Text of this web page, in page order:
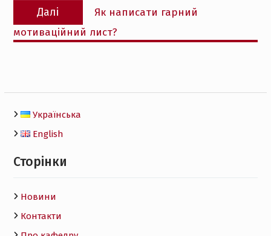
Далі
Наступний
запис:
Як написати гарний
мотиваційний лист?
Українська
English
Сторінки
Новини
Контакти